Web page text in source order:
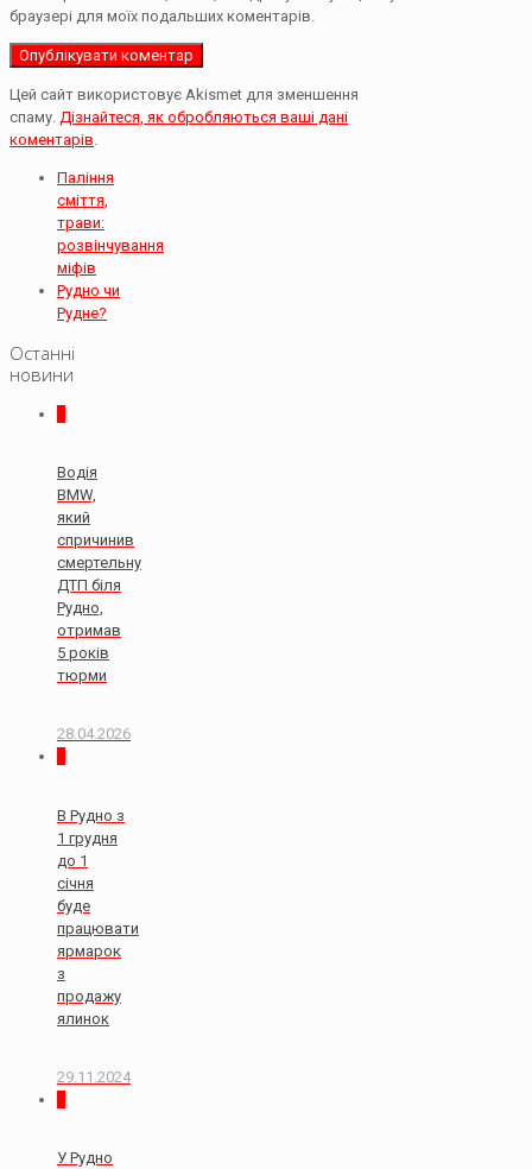
браузері для моїх подальших коментарів.
Цей сайт використовує Akismet для зменшення
спаму. Дізнайтеся, як обробляються ваші дані
коментарів
Паління
сміття,
трави:
розвінчування
міфів
Рудно чи
Рудне?
Останні
новини
Водія
BMW,
який
спричинив
смертельну
ДТП біля
Рудно,
отримав
5 років
тюрми
28.04.2026
В Рудно з
1 грудня
до 1
січня
буде
працювати
ярмарок
з
продажу
ялинок
29.11.2024
У Рудно